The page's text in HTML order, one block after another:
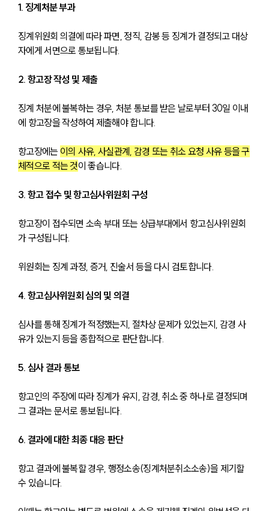
1. 징계처분 부과
징계위원회 의결에 따라 파면, 정직, 감봉 등 징계가 결정되고 대상
자에게 서면으로 통보됩니다.
2. 항고장 작성 및 제출
징계 처분에 불복하는 경우, 처분 통보를 받은 날로부터 30일 이내
에 항고장을 작성하여 제출해야 합니다.
항고장에는 이의 사유, 사실관계, 감경 또는 취소 요청 사유 등을 구
체적으로 적는 것이 좋습니다.
3. 항고 접수 및 항고심사위원회 구성
항고장이 접수되면 소속 부대 또는 상급부대에서 항고심사위원회
가 구성됩니다.
위원회는 징계 과정, 증거, 진술서 등을 다시 검토합니다.
4. 항고심사위원회 심의 및 의결
심사를 통해 징계가 적정했는지, 절차상 문제가 있었는지, 감경 사
유가 있는지 등을 종합적으로 판단합니다.
5. 심사 결과 통보
항고인의 주장에 따라 징계가 유지, 감경, 취소 중 하나로 결정되며
그 결과는 문서로 통보됩니다.
6. 결과에 대한 최종 대응 판단
항고 결과에 불복할 경우, 행정소송(징계처분취소소송)을 제기할
수 있습니다.